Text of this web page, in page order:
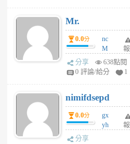
Mr.
0.0分
nc
M
U
F
U
5
個
月
報
分享
638點閱
0 評論/給分
1
nimifdsepd
0.0分
gx
yh
報
分享